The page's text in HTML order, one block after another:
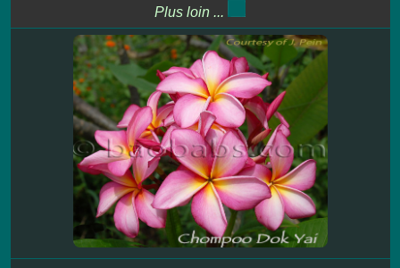
Plus loin ...